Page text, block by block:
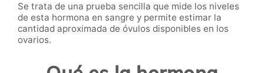
Se trata de una prueba sencilla que mide los niveles
de esta hormona en sangre y permite estimar la
cantidad aproximada de óvulos disponibles en los
ovarios.